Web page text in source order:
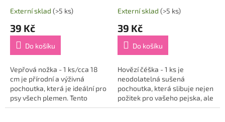
Externí sklad (>5 ks)
39 Kč
Do košíku
Vepřová nožka - 1 ks/cca 18
cm je přírodní a výživná
pochoutka, která je ideální pro
psy všech plemen. Tento
produkt nabízí kombinaci
Externí sklad (>5 ks)
39 Kč
Do košíku
Hovězí čéška - 1 ks je
neodolatelná sušená
pochoutka, která slibuje nejen
požitek pro vašeho pejska, ale
i podporu jeho zdraví. Tento